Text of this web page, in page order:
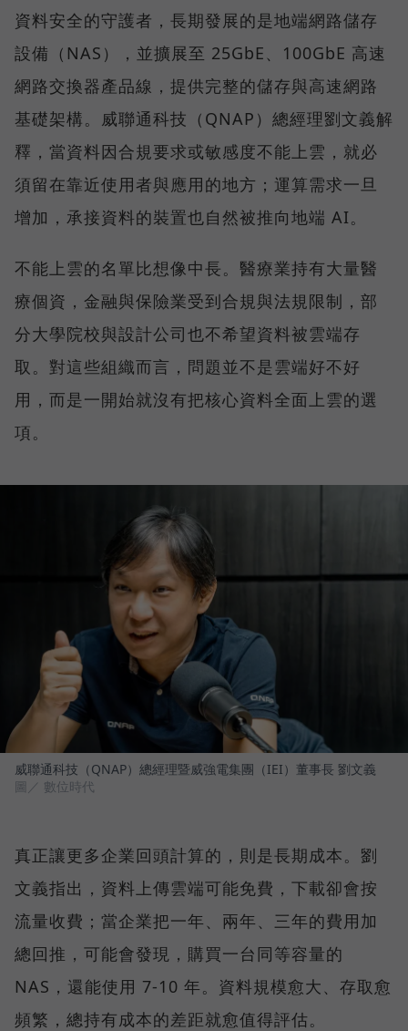
資料安全的守護者，長期發展的是地端網路儲存
設備（NAS），並擴展至 25GbE、100GbE 高速
網路交換器產品線，提供完整的儲存與高速網路
基礎架構。威聯通科技（QNAP）總經理劉文義解
釋，當資料因合規要求或敏感度不能上雲，就必
須留在靠近使用者與應用的地方；運算需求一旦
增加，承接資料的裝置也自然被推向地端 AI。
不能上雲的名單比想像中長。醫療業持有大量醫
療個資，金融與保險業受到合規與法規限制，部
分大學院校與設計公司也不希望資料被雲端存
取。對這些組織而言，問題並不是雲端好不好
用，而是一開始就沒有把核心資料全面上雲的選
項。
威聯通科技（QNAP）總經理暨威強電集團（IEI）董事長 劉文義
圖／ 數位時代
真正讓更多企業回頭計算的，則是長期成本。劉
文義指出，資料上傳雲端可能免費，下載卻會按
流量收費；當企業把一年、兩年、三年的費用加
總回推，可能會發現，購買一台同等容量的
NAS，還能使用 7-10 年。資料規模愈大、存取愈
頻繁，總持有成本的差距就愈值得評估。